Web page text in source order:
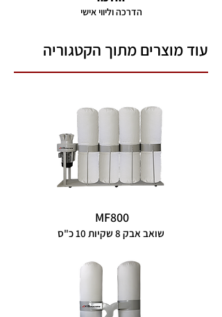
הדרכה וליווי אישי
עוד מוצרים מתוך הקטגוריה
MF800
שואב אבק 8 שקיות 10 כ"ס